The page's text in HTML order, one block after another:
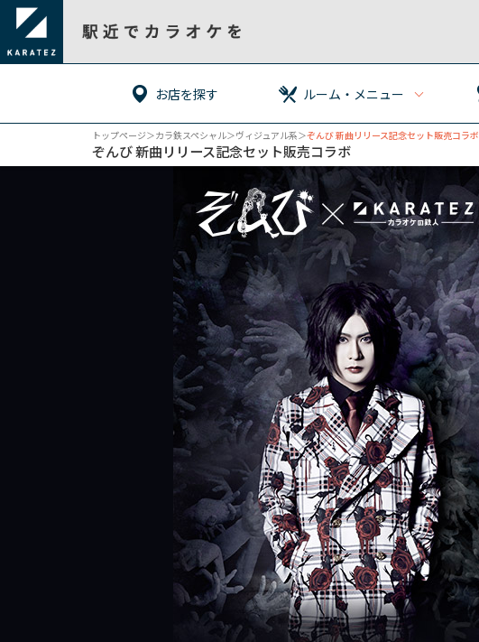
お店を探す ルーム・メニュー
トップページ＞カラ鉄スペシャル＞ヴィジュアル系＞ぞんび 新曲リリース記念セット販売コラボ
ぞんび 新曲リリース記念セット販売コラボ